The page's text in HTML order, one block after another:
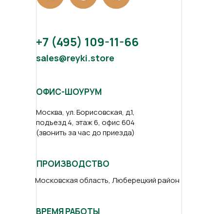
ОФИС-ШОУРУМ
ПРОИЗВОДСТВО
Москва, ул. Борисовская, д.1,
подъезд 4, этаж 6, офис 604
(звонить за час до приезда)
ВРЕМЯ РАБОТЫ
Московская область, Люберецкий район
+7 (495) 109-11-66
sales@reyki.store